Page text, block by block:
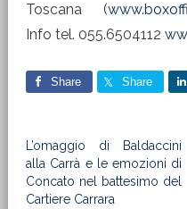
Toscana (
Info tel. 055.6504112
Share Share
L’omaggio di Baldaccini
alla Carrà e le emozioni di
Concato nel battesimo del
Cartiere Carrara